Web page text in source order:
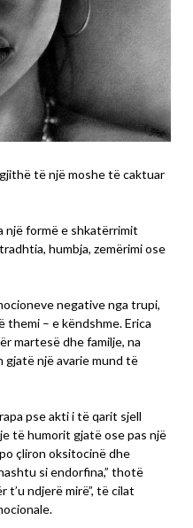
të një moshe të caktuar
një formë e shkatërrimit
humbja, zemërimi ose
negative nga trupi,
– e këndshme. Erica
martesë dhe familje, na
një avarie mund të
pse akti i të qarit sjell
të humorit gjatë ose pas një
çliron oksitocinë dhe
si endorfina,” thotë
t’u ndjerë mirë”, të cilat